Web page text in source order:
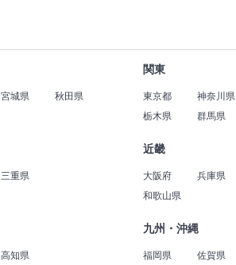
宮城県
秋田県
関東
東京都 神奈川県
栃木県
群馬県
三重県
近畿
大阪府 兵庫県
和歌山県
高知県
九州・沖縄
福岡県 佐賀県